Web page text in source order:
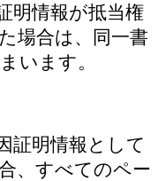
明情報が抵当権
場合は、同一書
います。
証明情報として
、すべてのペー